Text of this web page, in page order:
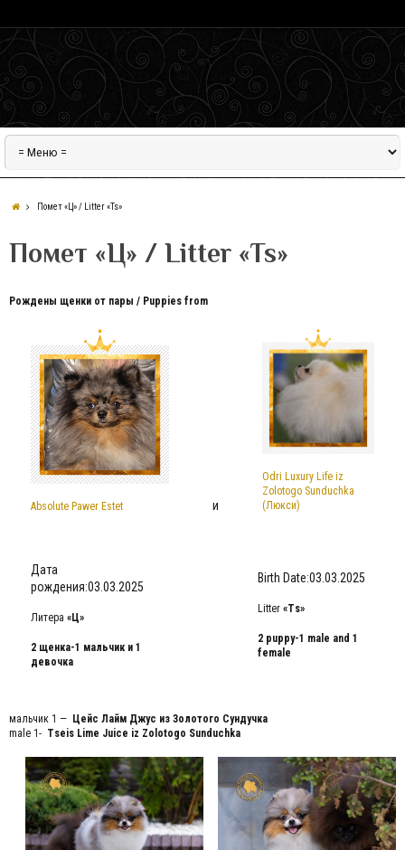
Помет «Ц» / Litter «Ts»
Помет «Ц» / Litter «Ts»
Рождены щенки от пары / Puppies from
Absolute Pawer Estet и
Odri Luxury Life iz
Zolotogo Sunduchka
(Люкси)
Дата
рождения:03.03.2025
Литера «Ц»
2 щенка-1 мальчик и 1
девочка
Birth Date:03.03.2025
Litter «Ts»
2 puppy-1 male and 1
female
мальчик 1 — Цейс Лайм Джус из Золотого Сундучка
male 1- Tseis Lime Juice iz Zolotogo Sunduchka